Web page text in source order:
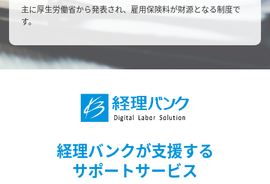
主に厚生労働省から発表され、雇用保険料が財源となる制度で
す。
経理バンクが支援する
サポートサービス